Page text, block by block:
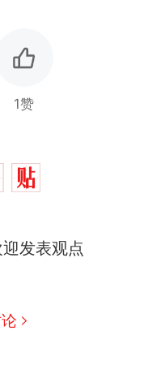
1赞
发表观点
子，美国怕什